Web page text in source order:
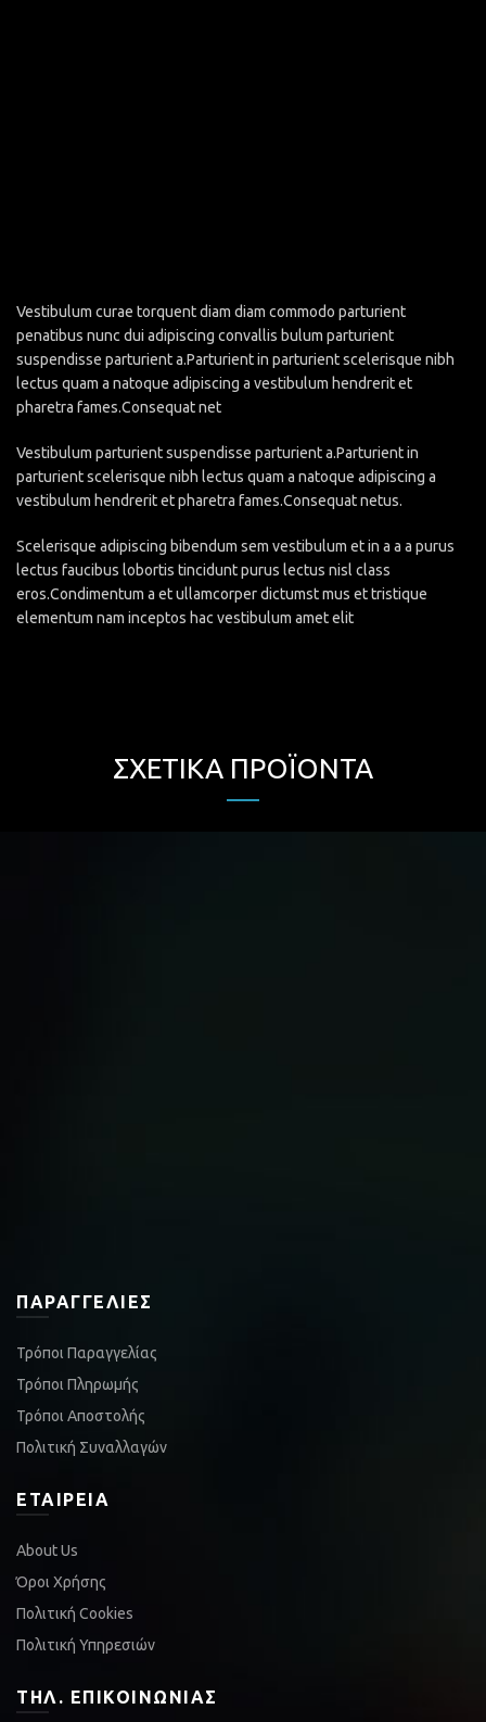
Vestibulum curae torquent diam diam commodo parturient
penatibus nunc dui adipiscing convallis bulum parturient
suspendisse parturient a.Parturient in parturient scelerisque nibh
lectus quam a natoque adipiscing a vestibulum hendrerit et
pharetra fames.Consequat net
Vestibulum parturient suspendisse parturient a.Parturient in
parturient scelerisque nibh lectus quam a natoque adipiscing a
vestibulum hendrerit et pharetra fames.Consequat netus.
Scelerisque adipiscing bibendum sem vestibulum et in a a a purus
lectus faucibus lobortis tincidunt purus lectus nisl class
eros.Condimentum a et ullamcorper dictumst mus et tristique
elementum nam inceptos hac vestibulum amet elit
ΣΧΕΤΙΚΆ ΠΡΟΪΌΝΤΑ
ΠΑΡΑΓΓΕΛΊΕΣ
Τρόποι Παραγγελίας
Τρόποι Πληρωμής
Τρόποι Αποστολής
Πολιτική Συναλλαγών
ΕΤΑΙΡΕΊΑ
About Us
Όροι Χρήσης
Πολιτική Cookies
Πολιτική Υπηρεσιών
ΤΗΛ. ΕΠΙΚΟΙΝΩΝΊΑΣ